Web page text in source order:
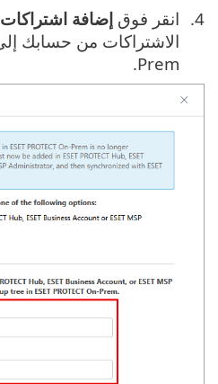
انقر فوق إضافة اشتراكات
Prem.